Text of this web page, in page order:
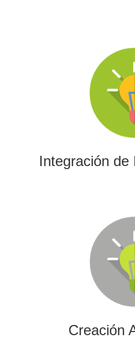
Integración de
Integración de
La IA permitirá a su
algoritmos y las
análisis de datos y la
Creación
Creación
Ofrecemos soluciones
para cualquier tipo de
promocionales, spots o